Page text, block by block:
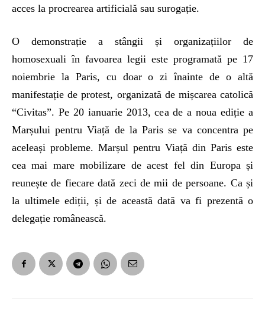
acces la procrearea artificială sau surogație.
O demonstrație a stângii și organizațiilor de
homosexuali în favoarea legii este programată pe 17
noiembrie la Paris, cu doar o zi înainte de o altă
manifestație de protest, organizată de mișcarea catolică
“Civitas”. Pe 20 ianuarie 2013, cea de a noua ediție a
Marșului pentru Viață de la Paris se va concentra pe
aceleași probleme. Marșul pentru Viață din Paris este
cea mai mare mobilizare de acest fel din Europa și
reunește de fiecare dată zeci de mii de persoane. Ca și
la ultimele ediții, și de această dată va fi prezentă o
delegație românească.